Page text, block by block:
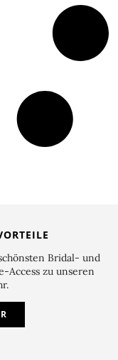
Bridal- und
Access zu unseren